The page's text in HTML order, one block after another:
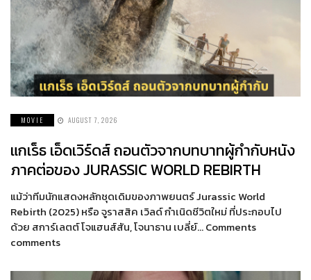
MOVIE AUGUST 7, 2026
แกเร็ธ เอ็ดเวิร์ดส์ ถอนตัวจากบทบาทผู้กำกับหนัง
ภาคต่อของ JURASSIC WORLD REBIRTH
แม้ว่าทีมนักแสดงหลักชุดเดิมของภาพยนตร์ Jurassic World
Rebirth (2025) หรือ จูราสสิค เวิลด์ กำเนิดชีวิตใหม่ ที่ประกอบไป
ด้วย สการ์เลตต์ โจแฮนส์สัน, โจนาธาน เบลี่ย์… Comments
comments